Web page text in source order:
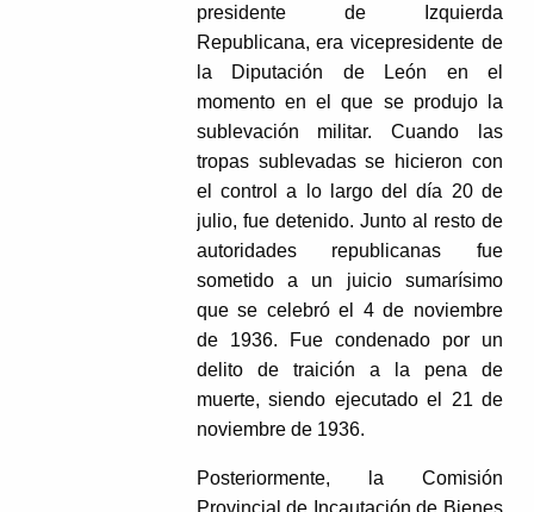
presidente de Izquierda
Republicana, era vicepresidente de
la Diputación de León en el
momento en el que se produjo la
sublevación militar. Cuando las
tropas sublevadas se hicieron con
el control a lo largo del día 20 de
julio, fue detenido. Junto al resto de
autoridades republicanas fue
sometido a un juicio sumarísimo
que se celebró el 4 de noviembre
de 1936. Fue condenado por un
delito de traición a la pena de
muerte, siendo ejecutado el 21 de
noviembre de 1936.
Posteriormente, la Comisión
Provincial de Incautación de Bienes